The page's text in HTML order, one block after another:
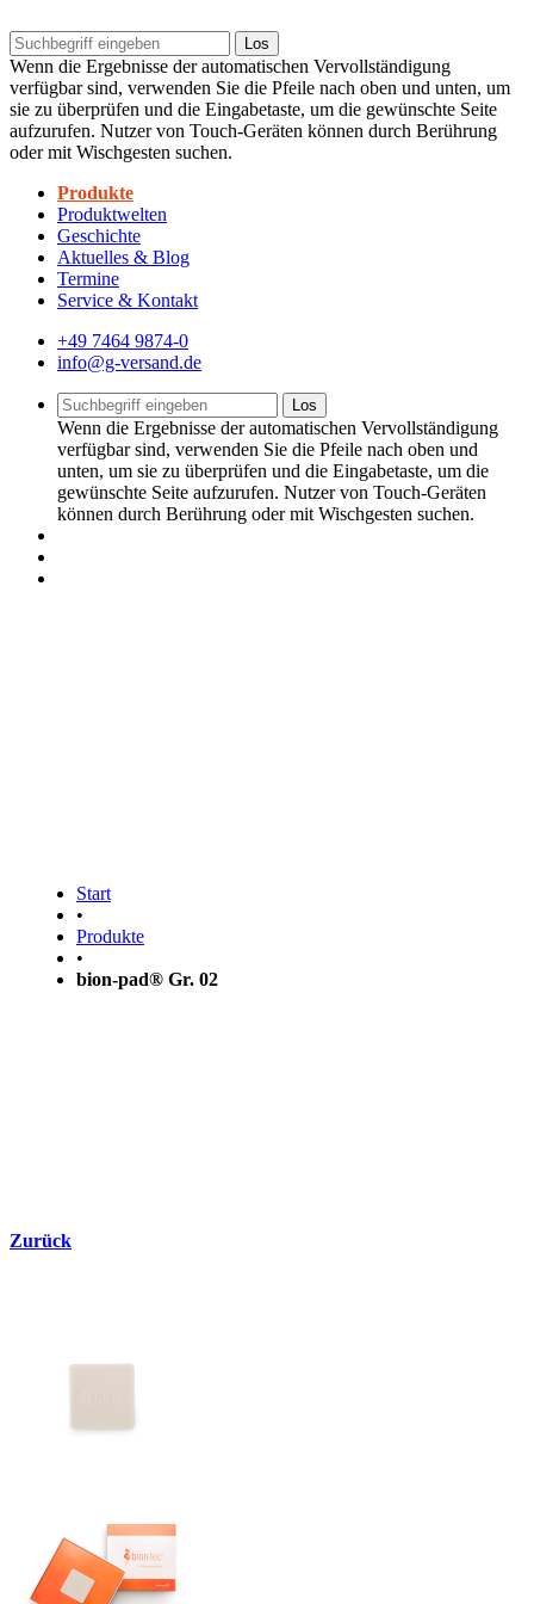
Los
Wenn die Ergebnisse der automatischen Vervollständigung
verfügbar sind, verwenden Sie die Pfeile nach oben und unten, um
sie zu überprüfen und die Eingabetaste, um die gewünschte Seite
aufzurufen. Nutzer von Touch-Geräten können durch Berührung
oder mit Wischgesten suchen.
Produkte
Produktwelten
Geschichte
Aktuelles & Blog
Termine
Service & Kontakt
+49 7464 9874-0
info@g-versand.de
Los
Wenn die Ergebnisse der automatischen Vervollständigung
verfügbar sind, verwenden Sie die Pfeile nach oben und
unten, um sie zu überprüfen und die Eingabetaste, um die
gewünschte Seite aufzurufen. Nutzer von Touch-Geräten
können durch Berührung oder mit Wischgesten suchen.
Start
•
Produkte
•
bion-pad® Gr. 02
Zurück